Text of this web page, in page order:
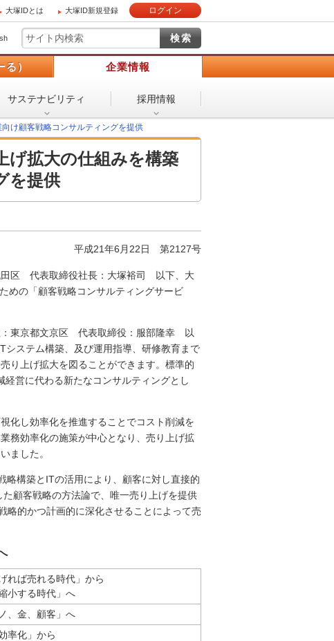
大塚IDとは 大塚ID新規登録 ログイン
） 企業情報
サステナビリティ 採用情報
け顧客戦略コンサルティングを提供
げ拡大の仕組みを構築
を提供
平成21年6月22日 第2127号
田区 代表取締役社長：大塚裕司 以下、大
めの「顧客戦略コンサルティングサービ
：東京都文京区 代表取締役：服部隆幸 以
システム構築、及び運用指導、研修教育まで
り上げ拡大を図ることができます。標準的
営に代わる新たなコンサルティングとし
化し効率化を推進することでコスト削減を
務効率化の施策が中心となり、売り上げ拡
ました。
略構築とITの活用により、顧客に対し直接的
顧客戦略の方法論で、唯一売り上げを提供
略的かつ計画的に深化させることによって売
れば売れる時代」から
小する時代」へ
、金、顧客」へ
率化」から